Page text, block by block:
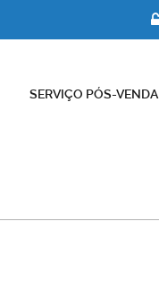
SERVIÇO PÓS-VENDA